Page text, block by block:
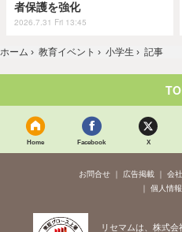
者保護を強化
2026.7.31 Fri 13:45
ホーム › 教育イベント › 小学生 › 記事
Home Facebook X
お問合せ 広告掲載 会
個人情
リセマムは、株式